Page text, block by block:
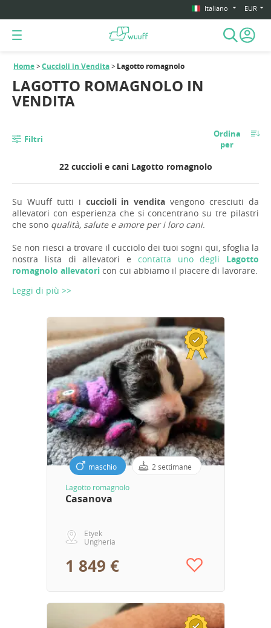
Italiano EUR
LAGOTTO ROMAGNOLO IN
VENDITA
Home Cuccioli in Vendita Lagotto romagnolo
Filtri
Ordina
per
22 cuccioli e cani Lagotto romagnolo
Su Wuuff tutti i cuccioli in vendita vengono cresciuti da
allevatori con esperienza che si concentrano su tre pilastri
che sono qualità, salute e amore per i loro cani.
Se non riesci a trovare il cucciolo dei tuoi sogni qui, sfoglia la
nostra lista di allevatori e contatta uno degli Lagotto
romagnolo allevatori con cui abbiamo il piacere di lavorare.
Leggi di più >>
maschio 2 settimane
Lagotto romagnolo
Casanova
Etyek
Ungheria
1 849 €